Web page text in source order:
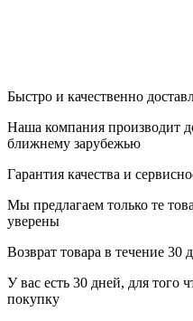
Быстро и качественно
Наша компания производит
ближнему зарубежью
Гарантия качества и
Мы предлагаем только те
уверены
Возврат товара в течение 30
У вас есть 30 дней, для того
покупку